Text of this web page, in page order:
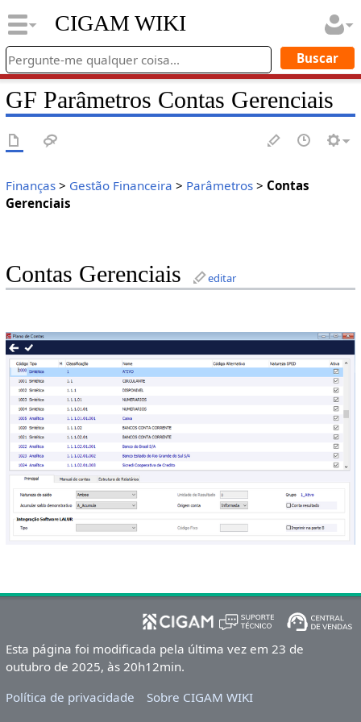
CIGAM WIKI
GF Parâmetros Contas Gerenciais
Finanças> Gestão Financeira > Parâmetros> Contas
Gerenciais
Contas Gerenciais editar
Esta página foi modificada pela última vez em 23 de
outubro de 2025, às 20h12min.
Política de privacidade
Sobre CIGAM WIKI